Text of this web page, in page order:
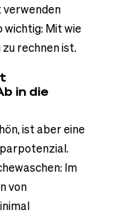
verwenden
wichtig: Mit wie
rechnen ist.
in die
ist aber eine
Im
von